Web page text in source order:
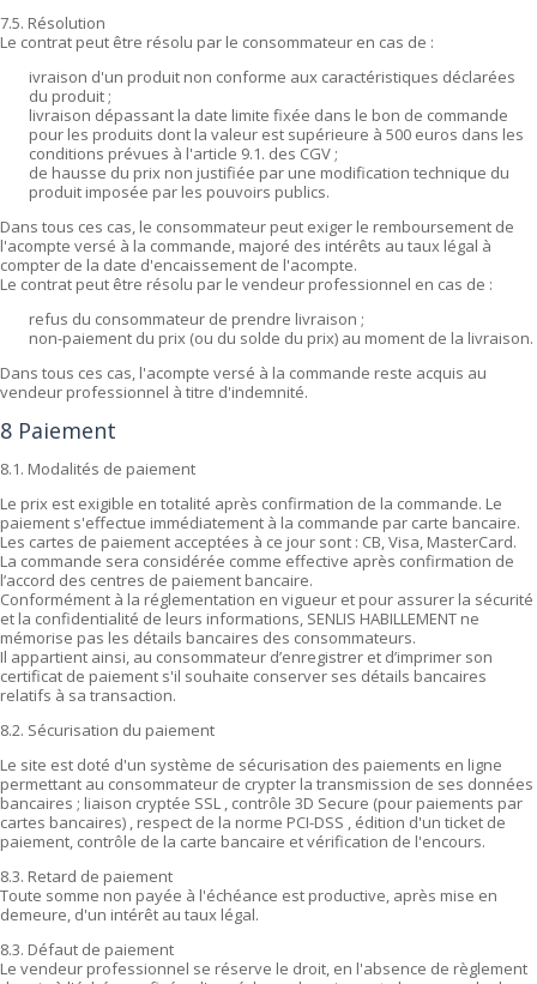
7.5. Résolution
Le contrat peut être résolu par le consommateur en cas de :
ivraison d'un produit non conforme aux caractéristiques déclarées
du produit ;
livraison dépassant la date limite fixée dans le bon de commande
pour les produits dont la valeur est supérieure à 500 euros dans les
conditions prévues à l'article 9.1. des CGV ;
de hausse du prix non justifiée par une modification technique du
produit imposée par les pouvoirs publics.
Dans tous ces cas, le consommateur peut exiger le remboursement de
l'acompte versé à la commande, majoré des intérêts au taux légal à
compter de la date d'encaissement de l'acompte.
Le contrat peut être résolu par le vendeur professionnel en cas de :
refus du consommateur de prendre livraison ;
non-paiement du prix (ou du solde du prix) au moment de la livraison.
Dans tous ces cas, l'acompte versé à la commande reste acquis au
vendeur professionnel à titre d'indemnité.
8 Paiement
8.1. Modalités de paiement
Le prix est exigible en totalité après confirmation de la commande. Le
paiement s'effectue immédiatement à la commande par carte bancaire.
Les cartes de paiement acceptées à ce jour sont : CB, Visa, MasterCard.
La commande sera considérée comme effective après confirmation de
l’accord des centres de paiement bancaire.
Conformément à la réglementation en vigueur et pour assurer la sécurité
et la confidentialité de leurs informations, SENLIS HABILLEMENT ne
mémorise pas les détails bancaires des consommateurs.
Il appartient ainsi, au consommateur d’enregistrer et d’imprimer son
certificat de paiement s'il souhaite conserver ses détails bancaires
relatifs à sa transaction.
8.2. Sécurisation du paiement
Le site est doté d'un système de sécurisation des paiements en ligne
permettant au consommateur de crypter la transmission de ses données
bancaires ; liaison cryptée SSL , contrôle 3D Secure (pour paiements par
cartes bancaires) , respect de la norme PCI-DSS , édition d'un ticket de
paiement, contrôle de la carte bancaire et vérification de l'encours.
8.3. Retard de paiement
Toute somme non payée à l'échéance est productive, après mise en
demeure, d'un intérêt au taux légal.
8.3. Défaut de paiement
Le vendeur professionnel se réserve le droit, en l'absence de règlement